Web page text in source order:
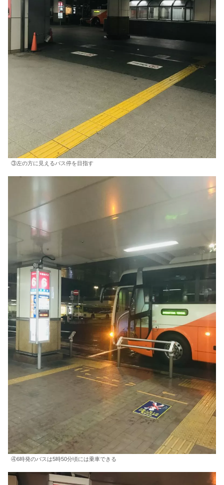
③左の方に見えるバス停を目指す
④6時発のバスは5時50分頃には乗車できる